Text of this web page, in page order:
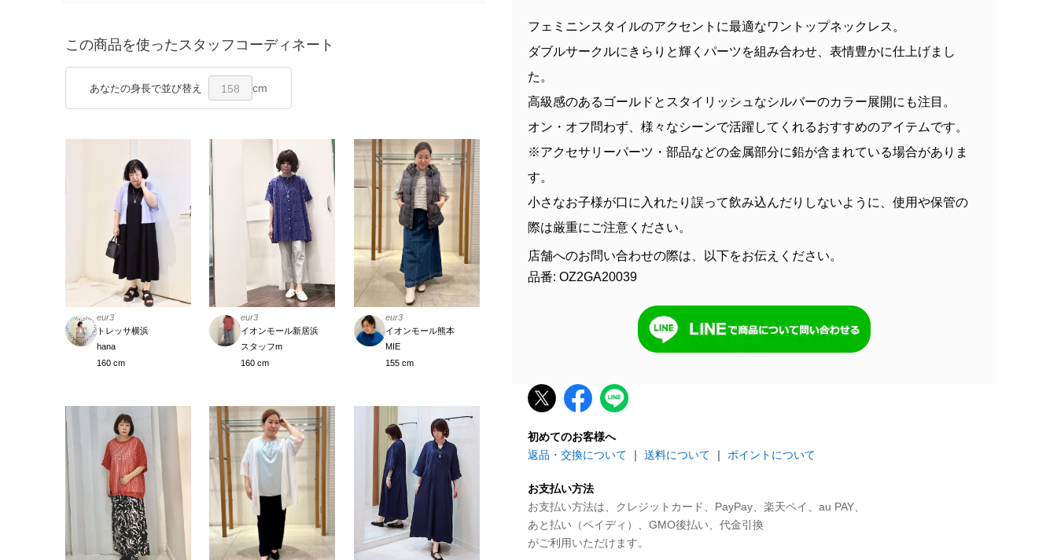
この商品を使ったスタッフコーディネート
あなたの身長で並び替え 158 cm
eur3
トレッサ横浜
hana
160 cm
eur3
イオンモール新居浜
スタッフm
160 cm
eur3
イオンモール熊本
MIE
155 cm
フェミニンスタイルのアクセントに最適なワントップネックレス。
ダブルサークルにきらりと輝くパーツを組み合わせ、表情豊かに仕上げまし
た。
高級感のあるゴールドとスタイリッシュなシルバーのカラー展開にも注目。
オン・オフ問わず、様々なシーンで活躍してくれるおすすめのアイテムです。
※アクセサリーパーツ・部品などの金属部分に鉛が含まれている場合がありま
す。
小さなお子様が口に入れたり誤って飲み込んだりしないように、使用や保管の
際は厳重にご注意ください。
店舗へのお問い合わせの際は、以下をお伝えください。
品番: OZ2GA20039
初めてのお客様へ
返品・交換について ｜ 送料について ｜ ポイントについて
お支払い方法
お支払い方法は、クレジットカード、PayPay、楽天ペイ、au PAY、
あと払い（ペイディ）、GMO後払い、代金引換
がご利用いただけます。